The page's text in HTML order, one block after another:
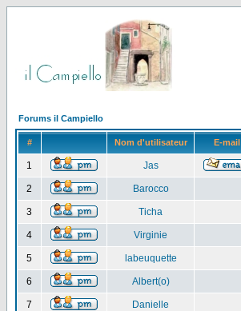
Forums il Campiello
# Nom d'utilisateur E-mail
1 Jas
2 Barocco
3 Ticha
4 Virginie
5 labeuquette
6 Albert(o)
7 Danielle